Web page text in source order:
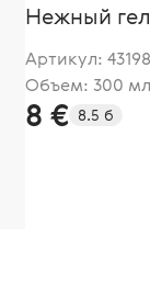
Нежный
Артикул:
Объем: 300 мл
8 € 8.5 б